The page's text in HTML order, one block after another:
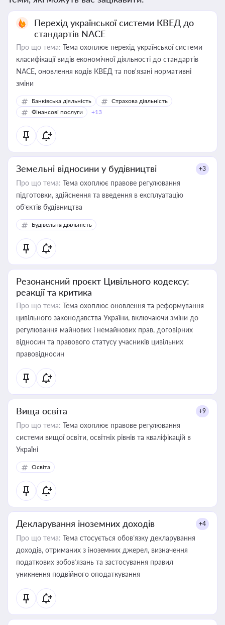
Перехід української системи КВЕД до
стандартів NACE
Про що тема: Тема охоплює перехід української системи
класифікації видів економічної діяльності до стандартів
NACE, оновлення кодів КВЕД та пов'язані нормативні
зміни
Банківська діяльність
Страхова діяльність
Фінансові послуги
+13
Земельні відносини у будівництві +3
Про що тема: Тема охоплює правове регулювання
підготовки, здійснення та введення в експлуатацію
об’єктів будівництва
Будівельна діяльність
Резонансний проєкт Цивільного кодексу:
реакції та критика
Про що тема: Тема охоплює оновлення та реформування
цивільного законодавства України, включаючи зміни до
регулювання майнових і немайнових прав, договірних
відносин та правового статусу учасників цивільних
правовідносин
Вища освіта +9
Про що тема: Тема охоплює правове регулювання
системи вищої освіти, освітніх рівнів та кваліфікацій в
Україні
Освіта
Декларування іноземних доходів +4
Про що тема: Тема стосується обов’язку декларування
доходів, отриманих з іноземних джерел, визначення
податкових зобов’язань та застосування правил
уникнення подвійного оподаткування